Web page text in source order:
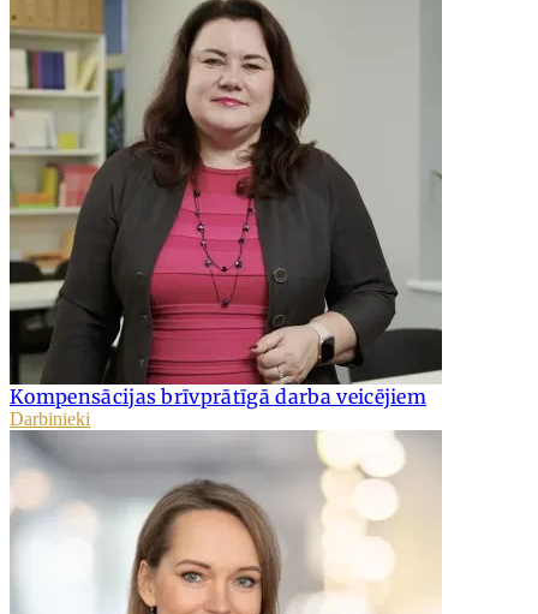
Kompensācijas brīvprātīgā darba veicējiem
Darbinieki